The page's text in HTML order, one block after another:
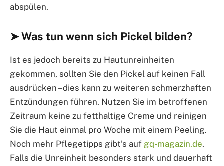
abspülen.
➤ Was tun wenn sich Pickel bilden?
Ist es jedoch bereits zu Hautunreinheiten
gekommen, sollten Sie den Pickel auf keinen Fall
ausdrücken – dies kann zu weiteren schmerzhaften
Entzündungen führen. Nutzen Sie im betroffenen
Zeitraum keine zu fetthaltige Creme und reinigen
Sie die Haut einmal pro Woche mit einem Peeling.
Noch mehr Pflegetipps gibt’s auf gq-magazin.de.
Falls die Unreinheit besonders stark und dauerhaft